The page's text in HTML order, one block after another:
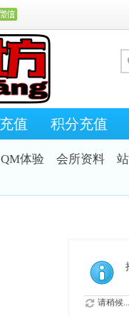
值 积分充值
QM体验 会所资料
请稍候...